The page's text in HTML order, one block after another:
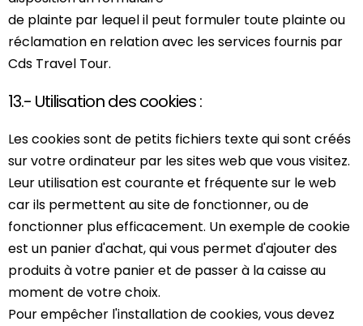
de plainte par lequel il peut formuler toute plainte ou
réclamation en relation avec les services fournis par
Cds Travel Tour.
13.- Utilisation des cookies :
Les cookies sont de petits fichiers texte qui sont créés
sur votre ordinateur par les sites web que vous visitez.
Leur utilisation est courante et fréquente sur le web
car ils permettent au site de fonctionner, ou de
fonctionner plus efficacement. Un exemple de cookie
est un panier d'achat, qui vous permet d'ajouter des
produits à votre panier et de passer à la caisse au
moment de votre choix.
Pour empêcher l'installation de cookies, vous devez